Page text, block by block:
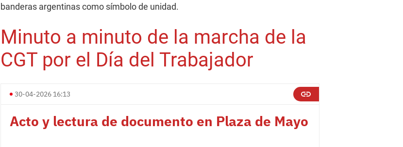
banderas argentinas como símbolo de unidad.
Minuto a minuto de la marcha de la
CGT por el Día del Trabajador
30-04-2026 16:13
Acto y lectura de documento en Plaza de Mayo